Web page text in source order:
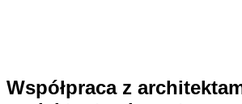
Współpraca z